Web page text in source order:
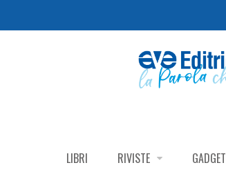
LIBRI RIVISTE GADGET